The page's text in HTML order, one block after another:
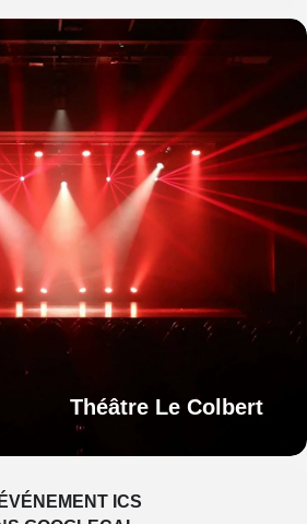
Théâtre Le Colbert
ICS